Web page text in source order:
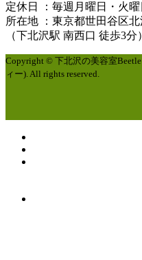
定休日 ：毎週月曜日・火曜
所在地 ：東京都世田谷区北
（下北沢駅 南西口 徒歩3分）
Copyright © 下北沢の美容室
ィー). All rights reserved.